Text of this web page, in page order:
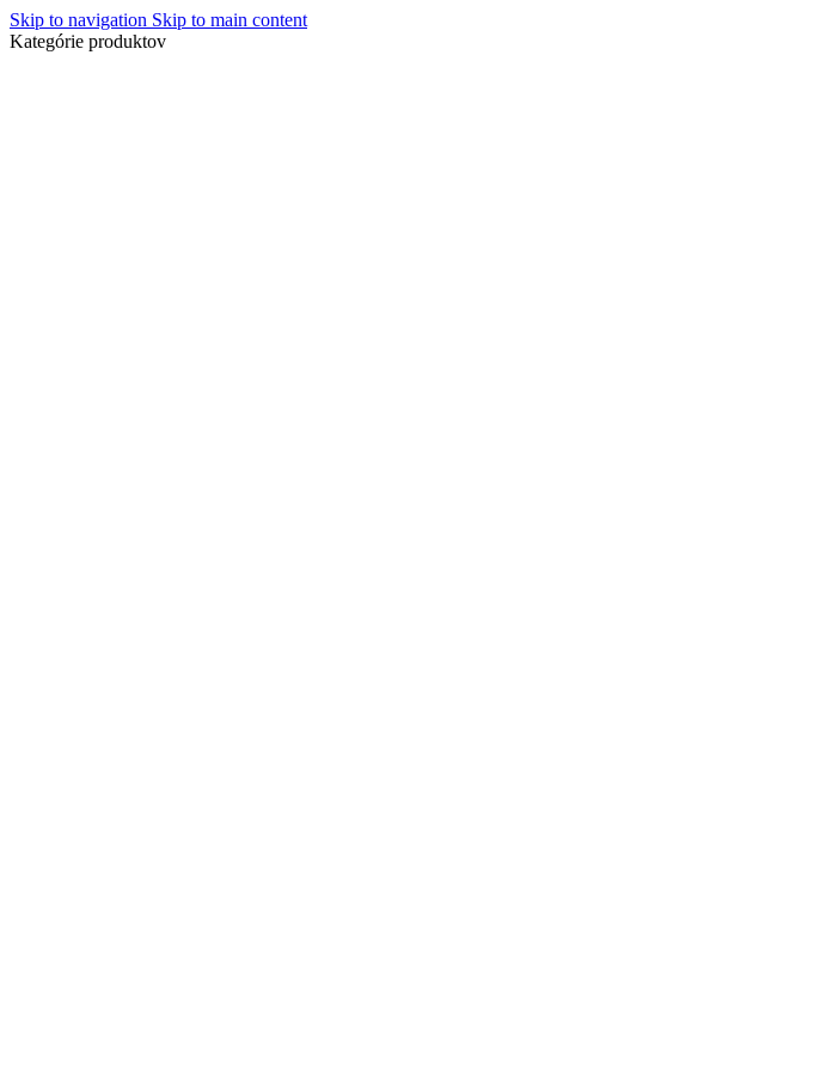
Skip to navigation Skip to main content
Kategórie produktov